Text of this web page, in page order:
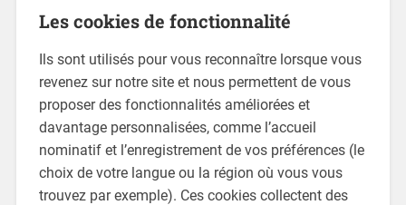
Les cookies de fonctionnalité
Ils sont utilisés pour vous reconnaître lorsque vous
revenez sur notre site et nous permettent de vous
proposer des fonctionnalités améliorées et
davantage personnalisées, comme l’accueil
nominatif et l’enregistrement de vos préférences (le
choix de votre langue ou la région où vous vous
trouvez par exemple). Ces cookies collectent des